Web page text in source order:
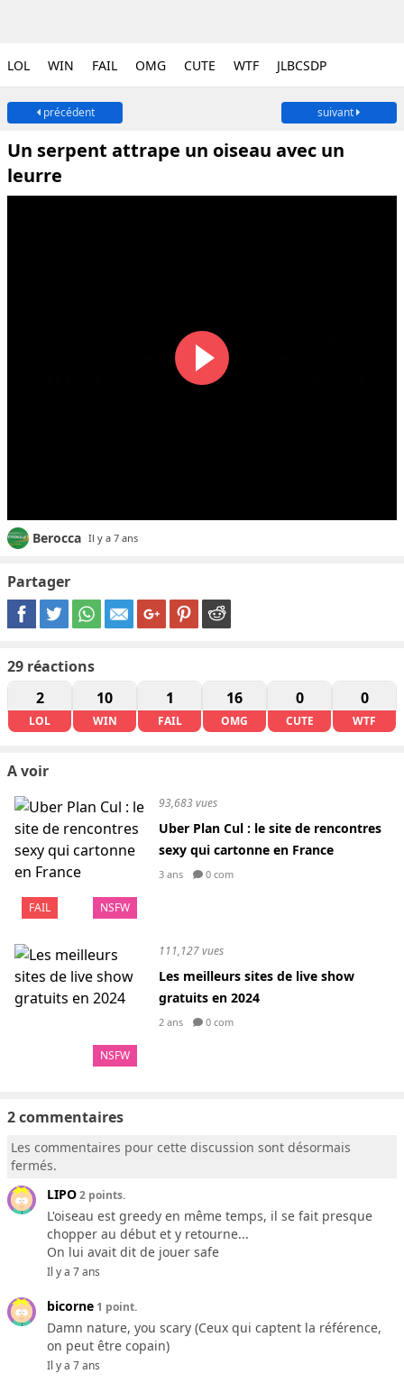
LOL WIN FAIL OMG CUTE WTF JLBCSDP
précédent suivant
Un serpent attrape un oiseau avec un
leurre
Berocca Il y a 7 ans
Partager
29 réactions
2
LOL
10
WIN
1
FAIL
16
OMG
0
CUTE
0
WTF
A voir
FAIL NSFW
93,683 vues
Uber Plan Cul : le site de rencontres
sexy qui cartonne en France
3 ans 0 com
NSFW
111,127 vues
Les meilleurs sites de live show
gratuits en 2024
2 ans 0 com
2 commentaires
Les commentaires pour cette discussion sont désormais
fermés.
LIPO2 points.
L'oiseau est greedy en même temps, il se fait presque
chopper au début et y retourne...
On lui avait dit de jouer safe
Il y a 7 ans
bicorne 1 point.
Damn nature, you scary (Ceux qui captent la référence,
on peut être copain)
Il y a 7 ans